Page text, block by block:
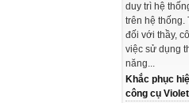
duy trì hệ
trên hệ thống.
đối với thầy,
việc sử dụng
năng...
Khắc phục
công cụ